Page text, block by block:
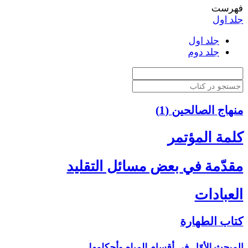
فهرست
جلد اول
جلد اول
جلد دوم
منهاج الصالحین (1)
كلمة المؤتمر
مقدّمة في بعض مسائل التقليد
العبادات‏
كتاب الطهارة